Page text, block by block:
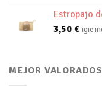
Estropajo
3,50 € igic
MEJOR VALORADOS